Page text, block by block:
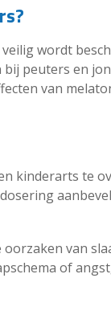
wordt
peuters en
van
kinderarts te
van
of